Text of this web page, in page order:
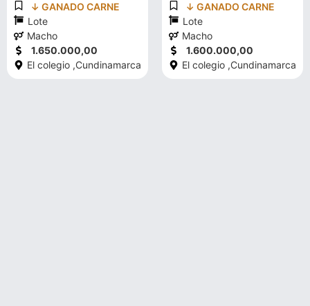
↓ GANADO CARNE
Lote
Macho
1.650.000,00
El colegio ,Cundinamarca
↓ GANADO CARNE
Lote
Macho
1.600.000,00
El colegio ,Cundinamarca